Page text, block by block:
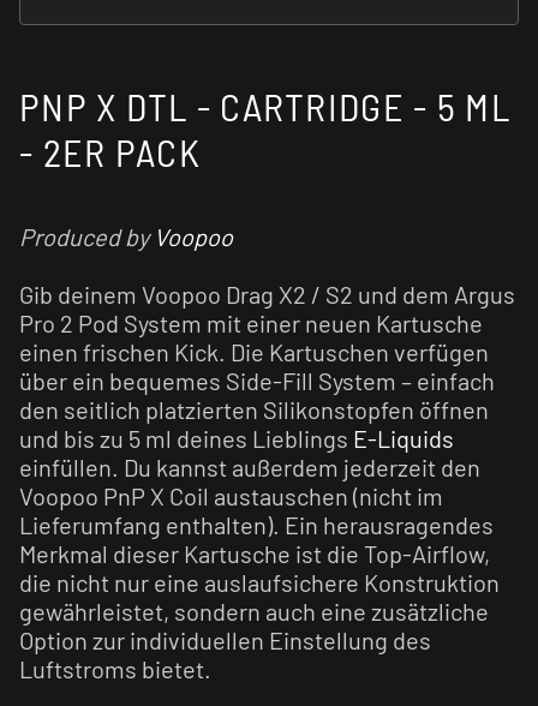
PNP X DTL - CARTRIDGE - 5 ML
- 2ER PACK
Produced by Voopoo
Gib deinem Voopoo Drag X2 / S2 und dem Argus
Pro 2 Pod System mit einer neuen Kartusche
einen frischen Kick. Die Kartuschen verfügen
über ein bequemes Side-Fill System – einfach
den seitlich platzierten Silikonstopfen öffnen
und bis zu 5 ml deines Lieblings E-Liquids
einfüllen. Du kannst außerdem jederzeit den
Voopoo PnP X Coil austauschen (nicht im
Lieferumfang enthalten). Ein herausragendes
Merkmal dieser Kartusche ist die Top-Airflow,
die nicht nur eine auslaufsichere Konstruktion
gewährleistet, sondern auch eine zusätzliche
Option zur individuellen Einstellung des
Luftstroms bietet.